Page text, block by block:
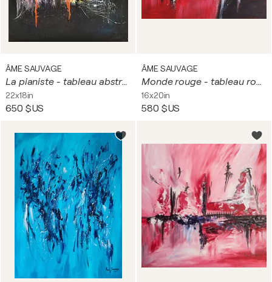
ÂME SAUVAGE
La pianiste - tableau abstrait noir et couleurs
22x18in
650 $US
ÂME SAUVAGE
Monde rouge - tableau rouge noir blanc
16x20in
580 $US